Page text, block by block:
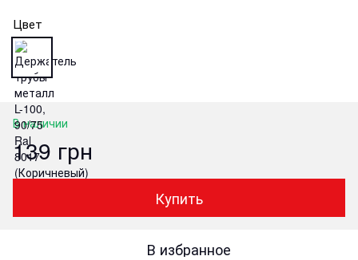
Цвет
В наличии
139 грн
Купить
В избранное